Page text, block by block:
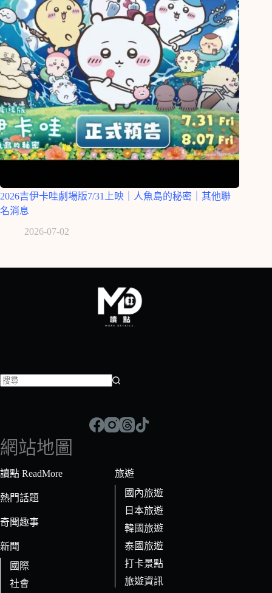
2026吉伊卡哇劇場版7/31上映｜人魚島的秘密｜其他聯
名消息
2026-07-02
符
合
條
的
果
網站地圖
讀點 ReadMore
熱門話題
奇聞趣事
新聞
國際
社會
旅遊
國內旅遊
日本旅遊
韓國旅遊
泰國旅遊
打卡景點
旅遊資訊